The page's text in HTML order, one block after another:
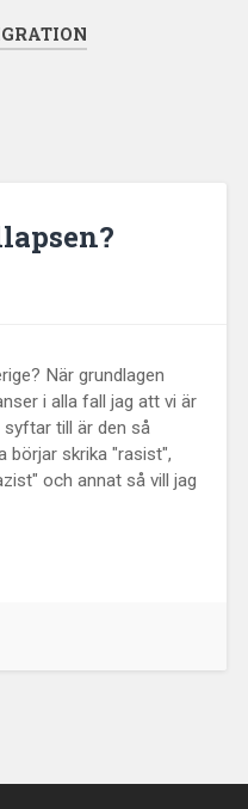
När grundlagen
i alla fall jag att vi är
syftar till är den så
börjar skrika "rasist",
och annat så vill jag